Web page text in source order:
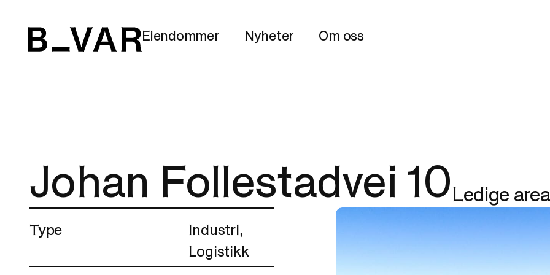
Eiendommer Nyheter Om oss
Johan Follestadvei 10Ledige
Type
Industri,
Logistikk